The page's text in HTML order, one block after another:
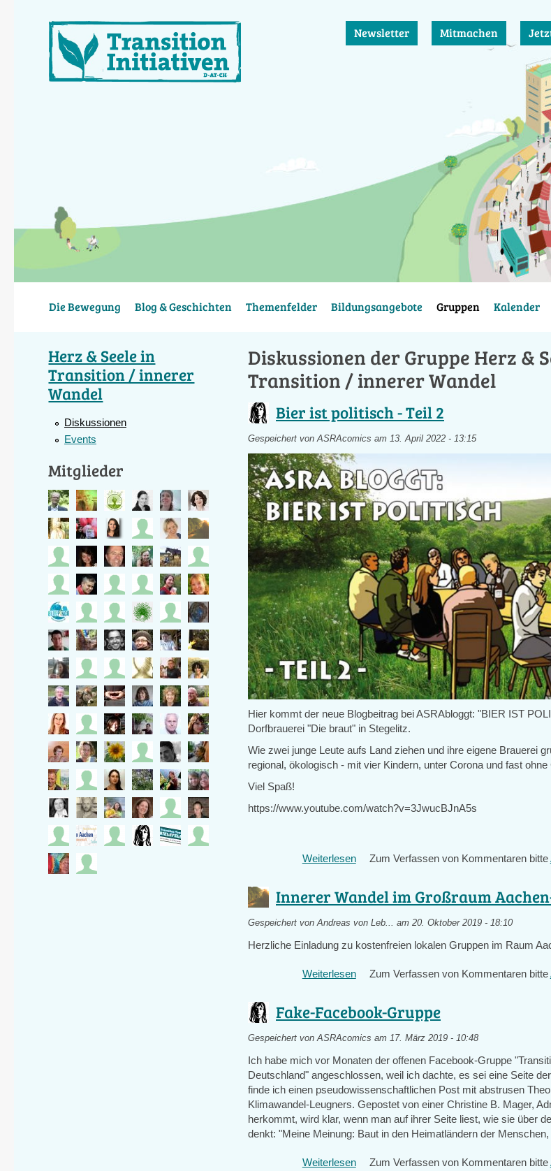
Newsletter Mitmachen
Die Bewegung Blog & Geschichten Themenfelder Bildungsangebote Gruppen Kalender
Diskussionen der Gruppe Herz &
Transition / innerer Wandel
Bier ist politisch - Teil 2
Gespeichert vonASRAcomics am 13. April 2022 - 13:15
Hier kommt der neue Blogbeitrag bei ASRAbloggt: "BIER IST
Dorfbrauerei "Die braut" in Stegelitz.
Wie zwei junge Leute aufs Land ziehen und ihre eigene Brauerei
regional, ökologisch - mit vier Kindern, unter Corona und fast ohne
Viel Spaß!
https://www.youtube.com/watch?v=3JwucBJnA5s
Weiterlesenüber
politisch
2
Zum Verfassen von Kommentaren bitte
Innerer Wandel im Großraum
Gespeichert vonAndreas von Leb... am 20. Oktober 2019 - 18:10
Herzliche Einladung zu kostenfreien lokalen Gruppen im Raum
Weiterlesenüber
im
Großraum
Köln
Zum Verfassen von Kommentaren bitte
Fake-Facebook-Gruppe
Gespeichert vonASRAcomics am 17. März 2019 - 10:48
Ich habe mich vor Monaten der offenen Facebook-Gruppe
Deutschland" angeschlossen, weil ich dachte, es sei eine Seite
finde ich einen pseudowissenschaftlichen Post mit abstrusen
Klimawandel-Leugners. Gepostet von einer Christine B. Mager,
herkommt, wird klar, wenn man auf ihrer Seite liest, wie sie über
denkt: "Meine Meinung: Baut in den Heimatländern der
WeiterlesenüberZum Verfassen von Kommentaren bitte
Herz & Seele in
Transition / innerer
Wandel
Diskussionen
Events
Mitglieder